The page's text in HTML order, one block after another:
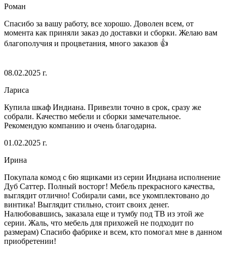
Роман
Спасибо за вашу работу, все хорошо. Доволен всем, от
момента как приняли заказ до доставки и сборки. Желаю вам
благополучия и процветания, много заказов 👍
08.02.2025 г.
Лариса
Купила шкаф Индиана. Привезли точно в срок, сразу же
собрали. Качество мебели и сборки замечательное.
Рекомендую компанию и очень благодарна.
01.02.2025 г.
Ирина
Покупала комод с 6ю ящиками из серии Индиана исполнение
Дуб Саттер. Полный восторг! Мебель прекрасного качества,
выглядит отлично! Собирали сами, все укомплектовано до
винтика! Выглядит стильно, стоит своих денег.
Налюбовавшись, заказала еще и тумбу под ТВ из этой же
серии. Жаль, что мебель для прихожей не подходит по
размерам) Спасибо фабрике и всем, кто помогал мне в данном
приобретении!